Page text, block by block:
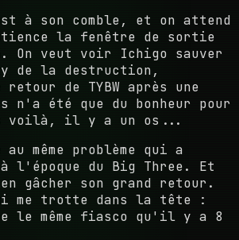
à son comble, et on attend
la fenêtre de sortie
On veut voir Ichigo sauver
de la destruction,
de TYBW après une
n'a été que du bonheur pour
voilà, il y a un os...
même problème qui a
à l'époque du Big Three. Et
gâcher son grand retour.
me trotte dans la tête :
le même fiasco qu'il y a 8